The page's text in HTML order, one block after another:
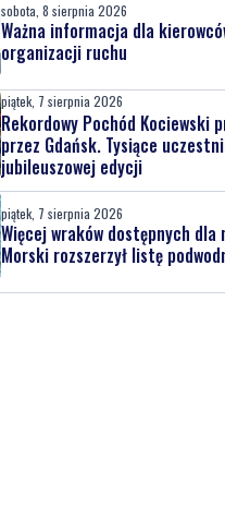
sobota, 8 sierpnia 2026
Ważna informacja dla
organizacji ruchu
piątek, 7 sierpnia 2026
Rekordowy Pochód Kociewski
przez Gdańsk. Tysiące
jubileuszowej edycji
piątek, 7 sierpnia 2026
Więcej wraków dostępnych dla
Morski rozszerzył listę